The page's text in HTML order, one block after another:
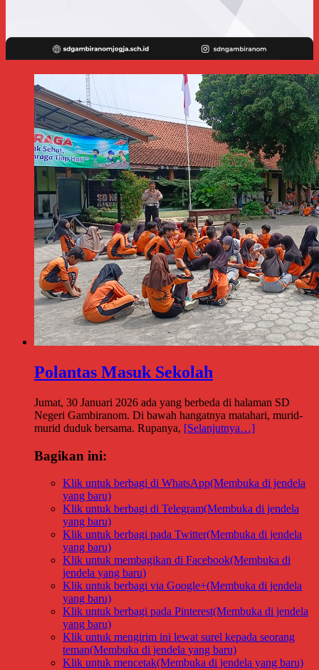
Polantas Masuk Sekolah
Jumat, 30 Januari 2026 ada yang berbeda di halaman SD
Negeri Gambiranom. Di bawah hangatnya matahari, murid-
murid duduk bersama. Rupanya, [Selanjutnya…]
Bagikan ini:
Klik untuk berbagi di WhatsApp(Membuka di jendela
yang baru)
Klik untuk berbagi di Telegram(Membuka di jendela
yang baru)
Klik untuk berbagi pada Twitter(Membuka di jendela
yang baru)
Klik untuk membagikan di Facebook(Membuka di
jendela yang baru)
Klik untuk berbagi via Google+(Membuka di jendela
yang baru)
Klik untuk berbagi pada Pinterest(Membuka di jendela
yang baru)
Klik untuk mengirim ini lewat surel kepada seorang
teman(Membuka di jendela yang baru)
Klik untuk mencetak(Membuka di jendela yang baru)